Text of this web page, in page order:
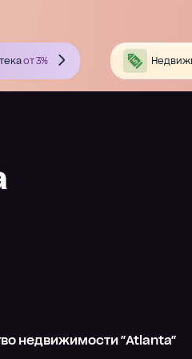
от 3%
недвижимости "Atlanta"